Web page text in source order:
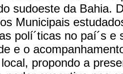
sudoeste da Bahia.
Municipais
polí´ticas no paí´s e
e o
propondo a